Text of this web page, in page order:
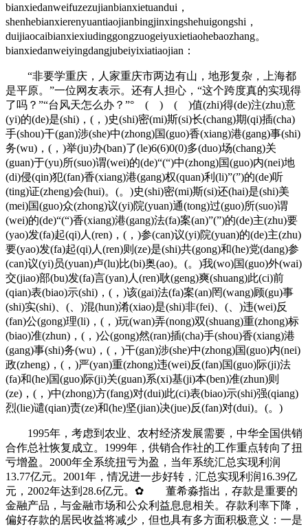
bianxiedanweifuzezujianbianxietuandui，
shenhebianxierenyuantiaojianbingjinxingshehuigongshi，
duijiaocaibianxiexiudinggongzuogeiyuxietiaohebaozhang。
bianxiedanweiyingdangjubeiyixiatiaojian：
“非要学重庆，人家重庆市两边有山，地形复杂，上海都
是平原。”一位网友表示。还有人担心，“这个跨度真的实现得
了吗？”“台风天怎么办？”° ( ) ( )值(zhi)得(de)注(zhu)意
(yi)的(de)是(shi)，(，)史(shi)密(mi)斯(si)长(chang)期(qi)插(cha)
手(shou)干(gan)涉(she)中(zhong)国(guo)香(xiang)港(gang)事(shi)
务(wu)，(，)举(ju)办(ban)了(le)6(6)0(0)多(duo)场(chang)关
(guan)于(yu)所(suo)谓(wei)的(de)“(“)中(zhong)国(guo)内(nei)地
(di)侵(qin)犯(fan)香(xiang)港(gang)权(quan)利(li)”(”)的(de)听
(ting)证(zheng)会(hui)。(。)史(shi)密(mi)斯(si)还(hai)是(shi)美
(mei)国(guo)众(zhong)议(yi)院(yuan)通(tong)过(guo)所(suo)谓
(wei)的(de)“(“)香(xiang)港(gang)法(fa)案(an)”(”)的(de)主(zhu)要
(yao)发(fa)起(qi)人(ren)，(，)参(can)议(yi)院(yuan)的(de)主(zhu)
要(yao)发(fa)起(qi)人(ren)则(ze)是(shi)共(gong)和(he)党(dang)参
(can)议(yi)员(yuan)卢(lu)比(bi)奥(ao)。(。)我(wo)国(guo)外(wai)
交(jiao)部(bu)发(fa)言(yan)人(ren)耿(geng)爽(shuang)此(ci)前
(qian)表(biao)示(shi)，(，)该(gai)法(fa)案(an)罔(wang)顾(gu)事
(shi)实(shi)、(、)混(hun)淆(xiao)是(shi)非(fei)、(、)违(wei)反
(fan)公(gong)理(li)，(，)玩(wan)弄(nong)双(shuang)重(zhong)标
(biao)准(zhun)，(，)公(gong)然(ran)插(cha)手(shou)香(xiang)港
(gang)事(shi)务(wu)，(，)干(gan)涉(she)中(zhong)国(guo)内(nei)
政(zheng)，(，)严(yan)重(zhong)违(wei)反(fan)国(guo)际(ji)法
(fa)和(he)国(guo)际(ji)关(guan)系(xi)基(ji)本(ben)准(zhun)则
(ze)，(，)中(zhong)方(fang)对(dui)此(ci)表(biao)示(shi)强(qiang)
烈(lie)谴(qian)责(ze)和(he)坚(jian)决(jue)反(fan)对(dui)。(。)
1995年，考虑到农业、农村经济发展需要，中华全国供销
合作总社恢复成立。1999年，供销合作社的工作重点转向了扭
亏增盈。2000年全系统扭亏为盈，当年系统汇总实现利润
13.77亿元。2001年，情况进一步好转，汇总实现利润16.39亿
元，2002年达到28.6亿元。✿ 董希淼指出，存款是重要的
金融产品，与金融市场和公众利益息息相关。存款利率下降，
偏好存款的居民收益将减少，但也具有多方面积极意义：一是